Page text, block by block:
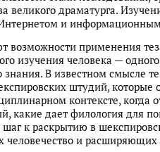
великого драматурга.
и
возможности применения
изучения человека —
В известном смысле
штудий, которые
контексте, когда
какие дает филология для
шаг к раскрытию в
и расширяющих